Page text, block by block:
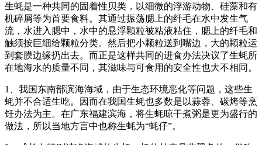
生蚝是一种共同的固着性贝类，以细微的浮游动物、硅藻和有
机碎屑等为首要食料。其通过振荡腮上的纤毛在水中发生气
流，水进入腮中，水中的悬浮颗粒被粘液粘住，腮上的纤毛和
触须按巨细给颗粒分类。然后把小颗粒送到嘴边，大的颗粒运
到套膜边缘扔出去。而正是这样共同的进食办法决议了生蚝所
在地海水的质量不同，其滋味与可食用的安全性也大不相同。
1、我国东南部滨海海域，由于生态环境恶化等问题，这些生
蚝并不合适生吃。因而在我国生蚝也多数是以蒜蓉、碳烤等烹
饪办法为主。在广东福建滨海，将生蚝晾干煮粥是更为盛行的
做法，所以当地方言中也称生蚝为“蚝仔”。